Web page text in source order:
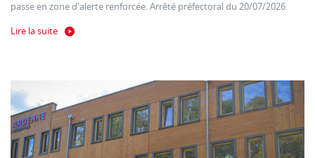
passe en zone d'alerte renforcée. Arrêté préfectoral du 20/07/2026.
Lire la suite